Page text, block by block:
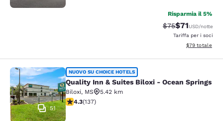
Risparmia il 5%
Tariffa di
$75Tariffa
$71USD/notte
Tariffa per i soci
Visualizza i
$79 totale
Quality Inn & Suites Biloxi - Ocean
51
NUOVO SU CHOICE HOTELS
Quality Inn & Suites Biloxi - Ocean Springs
Biloxi, MS
5.42 km
Valutazione di 4.25 stelle. Ottimo. 137 recensioni
4.3(137)